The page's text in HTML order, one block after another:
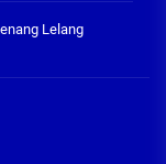
Terancam
Lelang
Lelang